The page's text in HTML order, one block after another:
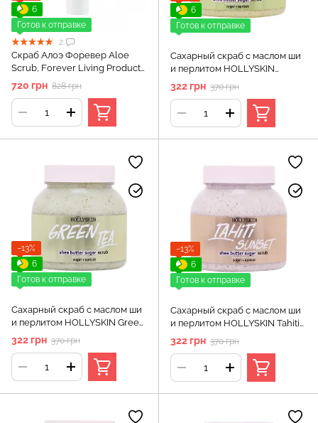
6
Готов к отправке
2
Скраб Алоэ Форевер Aloe
Scrub, Forever Living Products,
720 грн 828 грн
6
Готов к отправке
Сахарный скраб с маслом ши
и перлитом HOLLYSKIN
322 грн 370 грн
−13%
6
Готов к отправке
Сахарный скраб с маслом ши
и перлитом HOLLYSKIN Green
Tea
322 грн 370 грн
−13%
6
Готов к отправке
Сахарный скраб с маслом ши
и перлитом HOLLYSKIN Tahiti
Sunset
322 грн 370 грн